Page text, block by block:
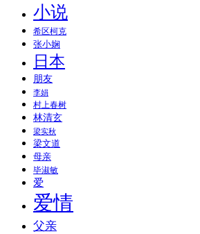
小说
希区柯克
张小娴
日本
朋友
李娟
村上春树
林清玄
梁实秋
梁文道
母亲
毕淑敏
爱
爱情
父亲